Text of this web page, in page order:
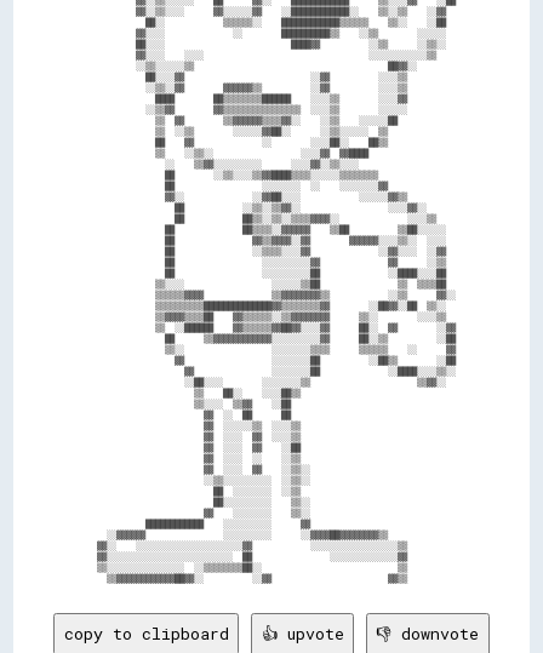
          ▓▓░░▒▒░░░░      ▓▓░░░░░░▓▓    ░░████████████░░    ▒▒░░▒▒    ░░▓▓
            ██░░            ▒▒▒▒▒▒░░    ████████████▒▒▒▒▒▒    ▒▒░░    ░░██
          ▓▓░░░░              ░░        ██████████▒▒    ░░▒▒        ░░░░░░
          ██░░░░                          ████▓▓          ░░▒▒      ░░▒▒░░
          ▓▓░░░░    ░░░░                                  ░░░░░░░░░░░░▒▒
          ░░▒▒░░░░░░▒▒                                        ██▓▓░░
            ██░░░░▓▓                          ░░▓▓          ░░░░▒▒
            ░░▒▒░░▓▓        ▓▓▓▓▓▓▒▒          ░░▓▓          ░░░░▒▒
              ████        ██▒▒▒▒▒▒▒▒██████    ░░░░▒▒        ░░░░▓▓
            ░░▒▒▓▓        ▓▓▒▒▒▒▒▒▒▒▒▒▒▒▒▒▒▒  ░░░░▒▒        ░░░░░░
              ▒▒  ▓▓        ▒▒▓▓▓▓▓▓▒▒▒▒▓▓░░    ░░▒▒    ░░░░░░██
              ▒▒  ░░▒▒        ░░░░░░▓▓██░░      ░░▒▒░░░░░░  ▒▒
              ██    ▓▓              ░░        ░░░░██░░    ██▒▒
              ▒▒    ░░▒▒░░                  ░░░░▓▓  ▓▓████
                ░░    ▒▒▓▓░░░░░░░░░░      ░░░░▓▓░░▒▒░░░░
                ██        ░░▒▒░░░░▒▒▓▓████▒▒▒▒░░░░░░▒▒▒▒▒▒▒▒
                ██                  ░░░░░░░░  ░░    ░░░░░░░░▓▓
                ▓▓░░              ░░▓▓██░░░░            ░░░░░░▓▓▒▒
                  ██            ░░▒▒░░▒▒▓▓░░                  ░░░░▓▓░░
                  ██            ██▒▒░░▒▒░░▒▒▒▒▓▓▓▓░░              ░░░░▒▒
                ██              ██▒▒▒▒░░▓▓▓▓▓▓    ▒▒██          ▒▒██░░░░░░
                ██                ▓▓▒▒▓▓▓▓░░▓▓        ▓▓▓▓▓▓░░░░▒▒░░  ░░░░
                ██                ░░▒▒▒▒░░░░▓▓              ░░▓▓░░░░  ░░▓▓
                ██                  ░░░░░░░░░░▓▓              ▓▓      ░░▒▒
                ██                  ░░░░░░░░░░██              ░░████░░░░██
              ▒▒░░░░                  ░░░░░░▒▒██                ▒▒  ▒▒▒▒██
              ▒▒▒▒▒▒▓▓▓▓              ▒▒▓▓▓▓▓▓▓▓▒▒            ░░▒▒      ▓▓░░
              ▒▒▒▒▒▒▒▒▒▒██████████████▓▓▒▒▒▒▒▒▒▒▓▓        ░░██▓▓░░██  ▒▒░░
              ▒▒▓▓▓▓▒▒▒▒██    ▓▓▒▒▒▒▒▒░░▒▒▓▓▓▓▓▓▓▓      ▒▒░░        ░░░░▒▒
              ▒▒  ░░██████    ▓▓▒▒▒▒▒▒▓▓██▓▓░░░░▓▓      ██░░  ▓▓        ░░▓▓
                ██      ▒▒▓▓▓▓▓▓▓▓▓▓▓▓░░░░░░░░░░▓▓      ██░░▒▒          ░░██
                ▒▒░░                  ░░░░░░░░▒▒▒▒      ▒▒▒▒▒▒    ░░      ▓▓
                  ▓▓                  ░░░░░░░░██          ░░██▒▒        ░░██
                    ▓▓                ░░░░░░░░██              ░░████░░░░▒▒░░
                    ░░██░░░░        ░░░░░░░░▒▒                      ▒▒▓▓░░
                      ▒▒    ██░░    ░░░░██▒▒
                      ▒▒░░░░  ▒▒▓▓    ░░██
                        ▓▓  ░░  ██      ██
                        ▓▓  ░░░░░░▒▒  ░░░░▒▒
                        ▓▓  ░░░░  ▓▓  ░░░░▒▒
                        ▓▓  ░░░░  ▓▓    ░░██
                        ▓▓  ░░░░  ░░    ░░▒▒
                        ▓▓  ░░░░  ▓▓    ░░▒▒░░
                        ░░▒▒░░░░░░░░░░  ░░▒▒░░
                          ██  ░░░░░░░░  ░░▒▒
                          ██░░░░░░░░░░    ▒▒░░
                        ▓▓    ░░░░░░░░    ▒▒░░
            ████████████    ░░░░░░░░░░      ▓▓
    ░░▓▓▓▓▓▓                ░░░░░░░░░░      ░░▓▓▓▓██▓▓▓▓▓▓▓▓▒▒
  ▓▓░░    ░░░░░░░░░░░░░░░░░░░░░░▓▓            ░░░░░░░░░░░░░░░░░░▒▒
  ▓▓░░░░░░░░░░░░░░░░░░░░░░░░░░  ██                ░░░░░░░░░░░░░░▓▓
  ▒▒░░░░░░░░░░░░░░░░  ░░▒▒▒▒▒▒▒▒██░░                            ▒▒
copy to clipboard 👍 upvote 👎 downvote